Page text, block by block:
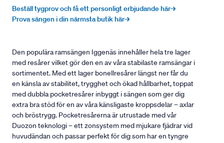
Beställ tygprov och få ett personligt erbjudande här→
Prova sängen i din närmsta butik här→
Den populära ramsängen Iggenäs innehåller hela tre lager
med resårer vilket gör den en av våra stabilaste ramsängar i
sortimentet. Med ett lager bonellresårer längst ner får du
en känsla av stabilitet, trygghet och ökad hållbarhet, toppat
med dubbla pocketresårer inbyggt i sängen som ger dig
extra bra stöd för en av våra känsligaste kroppsdelar – axlar
och bröstrygg. Pocketresårerna är utrustade med vår
Duozon teknologi – ett zonsystem med mjukare fjädrar vid
huvudändan och passar perfekt för dig som har en tyngre